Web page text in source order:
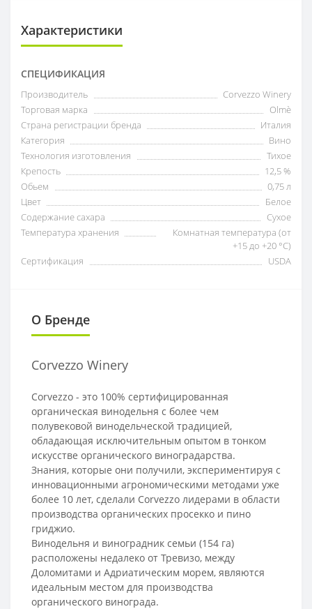
Характеристики
СПЕЦИФИКАЦИЯ
Производитель
Corvezzo Winery
Торговая марка
Olmè
Страна регистрации бренда
Италия
Категория
Вино
Технология изготовления
Тихое
Крепость
12,5 %
Обьем
0,75 л
Цвет
Белое
Содержание сахара
Сухое
Температура хранения
Комнатная температура (от
+15 до +20 °C)
Сертификация
USDA
О Бренде
Corvezzo Winery
Corvezzo - это 100% сертифицированная
органическая винодельня с более чем
полувековой винодельческой традицией,
обладающая исключительным опытом в тонком
искусстве органического виноградарства.
Знания, которые они получили, экспериментируя с
инновационными агрономическими методами уже
более 10 лет, сделали Corvezzo лидерами в области
производства органических просекко и пино
гриджио.
Винодельня и виноградник семьи (154 га)
расположены недалеко от Тревизо, между
Доломитами и Адриатическим морем, являются
идеальным местом для производства
органического винограда.